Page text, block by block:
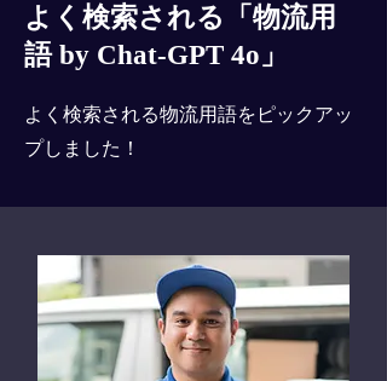
よく検索される「物流用
語 by Chat-GPT 4o」
よく検索される物流用語をピックアッ
プしました！